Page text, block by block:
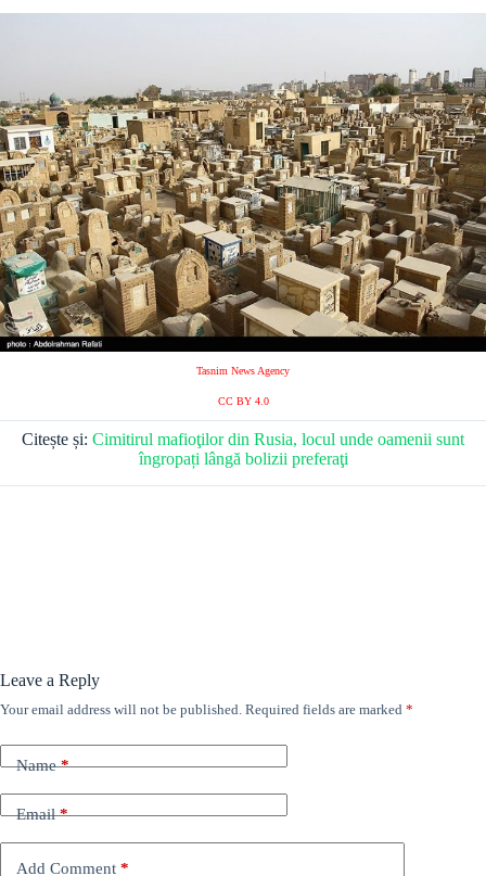
Tasnim News Agency
CC BY 4.0
Citește și: Cimitirul mafioţilor din Rusia, locul unde oamenii sunt
îngropați lângă bolizii preferaţi
Leave a Reply
Your email address will not be published. Required fields are marked *
Name*
Email*
Add Comment *